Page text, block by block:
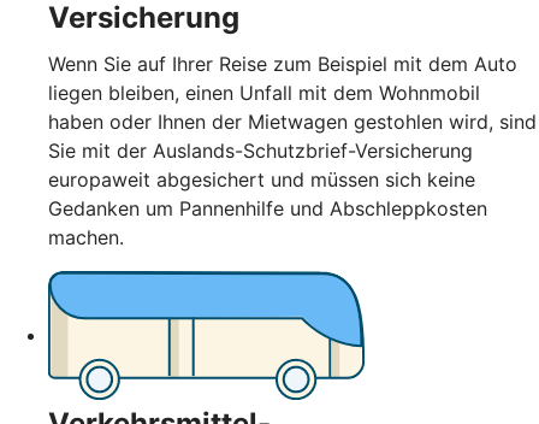
Versicherung
Wenn Sie auf Ihrer Reise zum Beispiel mit dem Auto
liegen bleiben, einen Unfall mit dem Wohnmobil
haben oder Ihnen der Mietwagen gestohlen wird, sind
Sie mit der Auslands-Schutzbrief-Versicherung
europaweit abgesichert und müssen sich keine
Gedanken um Pannenhilfe und Abschleppkosten
machen.